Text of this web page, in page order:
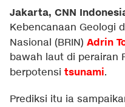
Jakarta, CNN
Kebencanaan Geologi
Nasional (BRIN) Adrin
bawah laut di perairan
berpotensi tsunami.
Prediksi itu ia